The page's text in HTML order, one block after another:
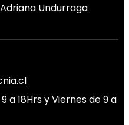
Undurraga
a 18Hrs y Viernes de 9 a